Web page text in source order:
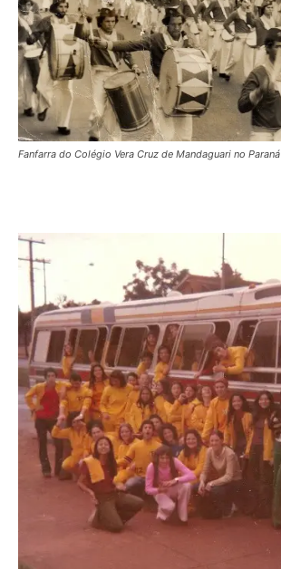
Fanfarra do Colégio Vera Cruz de Mandaguari no Paraná